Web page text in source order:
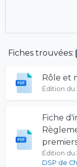
Fiches trouvées:
Rôle et
Édition du
Fiche
Édition du
DSP de